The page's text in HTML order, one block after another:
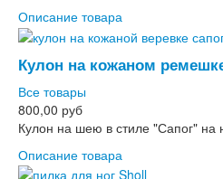
Описание товара
Кулон на кожаном
Все товары
800,00 руб
Кулон на шею в стиле "Сапог" на
Описание товара